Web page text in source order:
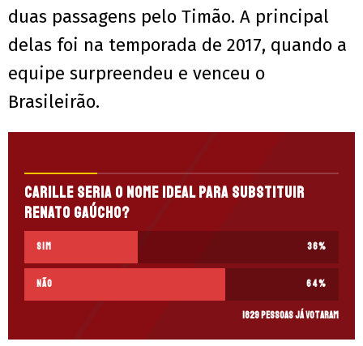
duas passagens pelo Timão. A principal
delas foi na temporada de 2017, quando a
equipe surpreendeu e venceu o
Brasileirão.
Carille seria o nome ideal para substituir
Renato Gaúcho?
Sim 36%
Não 64%
1829 pessoas já votaram